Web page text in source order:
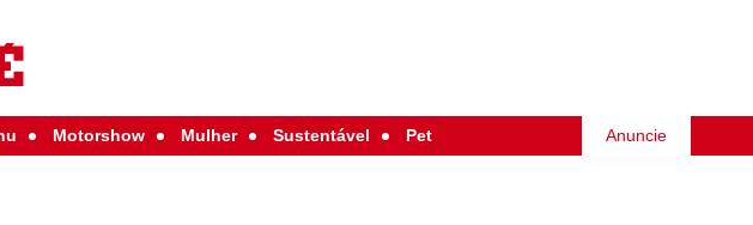
Motorshow Mulher Sustentável Pet Anuncie